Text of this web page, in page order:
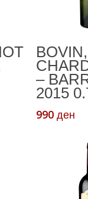
BOVIN,
–
2015
990ден